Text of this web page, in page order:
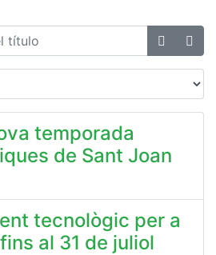
temporada
de Sant Joan
tecnològic per a
al 31 de juliol